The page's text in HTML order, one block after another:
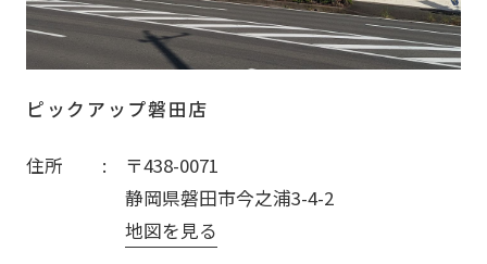
ピックアップ磐田店
住所
〒438-0071
静岡県磐田市今之浦3-4-2
地図を見る